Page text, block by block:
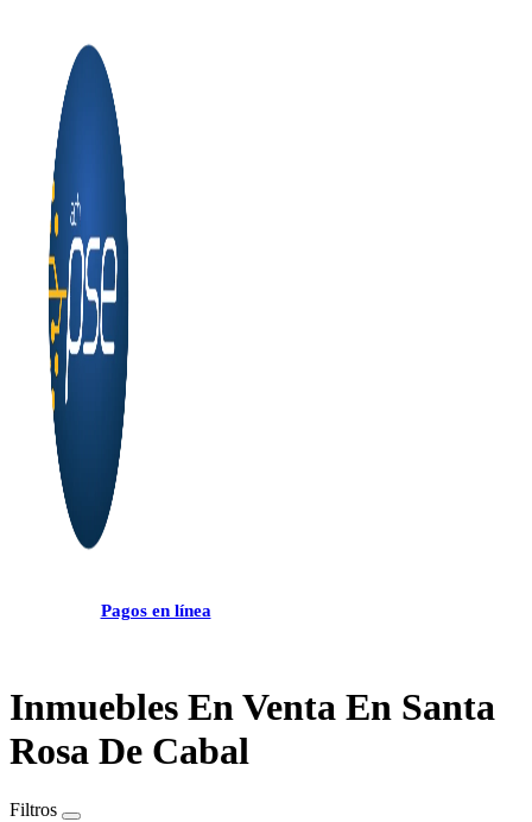
Pagos en línea
Inmuebles En Venta En Santa
Rosa De Cabal
Filtros